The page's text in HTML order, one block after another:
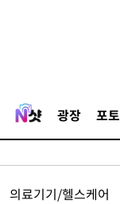
광장 포토
의료기기/헬스케어